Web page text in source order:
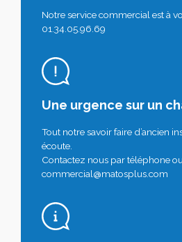
Notre service commercial est à
01.34.05.96.69
Une urgence sur un
Tout notre savoir faire d’ancien
écoute.
Contactez nous par téléphone
commercial@matosplus.com